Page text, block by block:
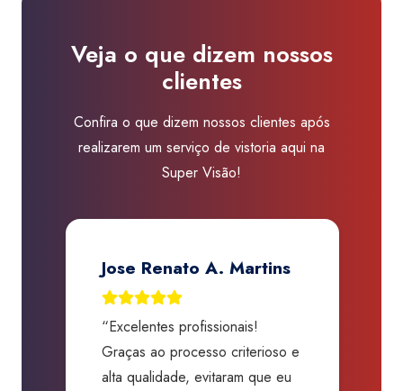
Veja o que dizem nossos
clientes
Confira o que dizem nossos clientes após
realizarem um serviço de vistoria aqui na
Super Visão!
Jose Renato A. Martins
“Excelentes profissionais!
Graças ao processo criterioso e
alta qualidade, evitaram que eu